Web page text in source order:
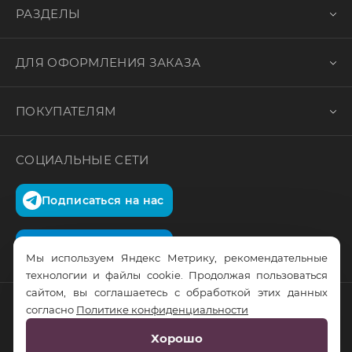
РАЗДЕЛЫ
ДЛЯ ОФОРМЛЕНИЯ ЗАКАЗА
ПОКУПАТЕЛЯМ
СОЦИАЛЬНЫЕ СЕТИ
Подписаться на нас
© RusTrus. 2011-2026. Все права защищены
RS Digital
Мы используем Яндекс Метрику, рекомендательные
технологии и файлы cookie. Продолжая пользоваться
сайтом, вы соглашаетесь с обработкой этих данных
согласно Политике конфиденциальности
Хорошо